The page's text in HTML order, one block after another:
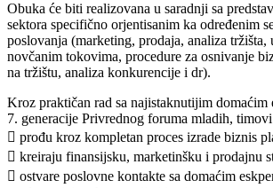
Obuka će biti realizovana u saradnji sa
sektora specifično orjentisanim ka određenim
poslovanja (marketing, prodaja, analiza tržišta,
novčanim tokovima, procedure za osnivanje
na tržištu, analiza konkurencije i dr).
Kroz praktičan rad sa najistaknutijim domaćim
7. generacije Privrednog foruma mladih,
 prođu kroz kompletan proces izrade biznis
 kreiraju finansijsku, marketinšku i prodajnu
 ostvare poslovne kontakte sa domaćim